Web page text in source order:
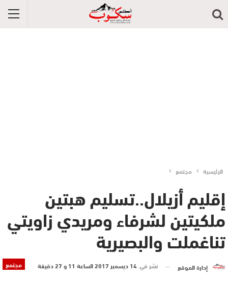
الرئيسية مجتمع
إقليم أزيلال..تسليم هبتين
ملكيتين لشرفاء ومريدي زاويتي
تناغملت والبصيرية
مجتمع إدارة الموقع نشر في 14 ديسمبر 2017 الساعة 11 و 27 دقيقة